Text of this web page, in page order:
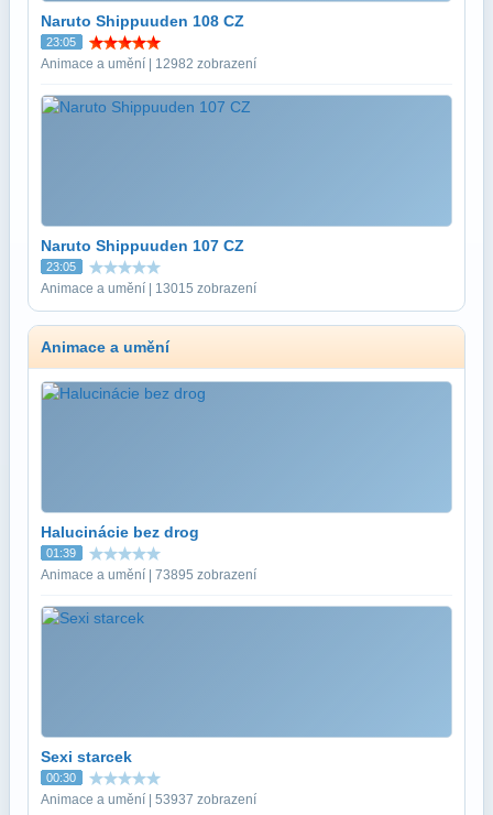
Naruto Shippuuden 108 CZ
23:05
Animace a umění | 12982 zobrazení
Naruto Shippuuden 107 CZ
23:05
Animace a umění | 13015 zobrazení
Animace a umění
Halucinácie bez drog
01:39
Animace a umění | 73895 zobrazení
Sexi starcek
00:30
Animace a umění | 53937 zobrazení